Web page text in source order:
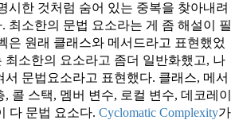
시한 것처럼 숨어 있는 중복을 찾아내려
최소한의 문법 요소라는 게 좀 해설이 필
은 원래 클래스와 메서드라고 표현했었
최소한의 요소라고 좀더 일반화했고, 나
서 문법요소라고 표현했다. 클래스, 메서
콜 스택, 멤버 변수, 로컬 변수, 데코레이
다 문법 요소다. Cyclomatic Complexity가